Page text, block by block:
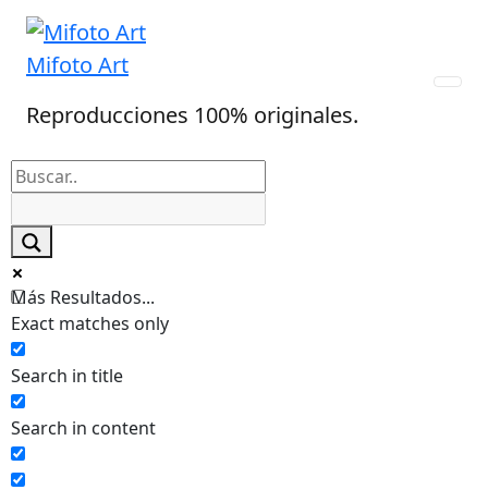
Skip
content
Mifoto Art
Reproducciones 100% originales.
Más Resultados...
Exact matches only
Search in title
Search in content